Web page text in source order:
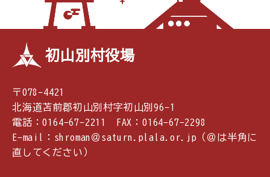
初山別村役場
〒078-4421
北海道苫前郡初山別村字初山別96-1
電話：0164-67-2211 FAX：0164-67-2298
E-mail：shroman＠saturn.plala.or.jp（＠は半角に
直してください）